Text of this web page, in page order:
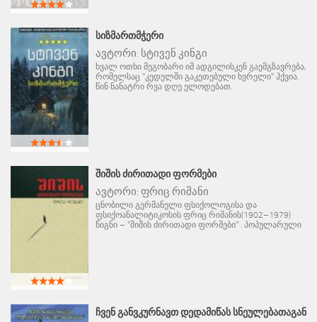
ᲡᲘᲖᲛᲐᲠᲗᲛᲭᲔᲠᲘ
ავტორი: სტივენ კინგი
ხვალ ოთხი მეგობარი იმ ადგილისკენ გაემგზავრება,
რომელსაც "კედელში გაკეთებული ხვრელი" ჰქვია.
წინ ნანატრი რვა დღე ელოდებათ.
ᲨᲘᲨᲘᲡ ᲫᲘᲠᲘᲗᲐᲓᲘ ᲤᲝᲠᲛᲔᲑᲘ
ავტორი: ფრიც რიმანი
ცნობილი გერმანელი ფსიქოლოგისა და
ფსიქოანალიტიკოსის ფრიც რიმანის(1902–1979)
წიგნი – "შიშის ძირითადი ფორმები" . პოპულარული
ᲩᲕᲔᲜ ᲒᲐᲜᲕᲙᲣᲠᲜᲐᲕᲗ ᲓᲔᲓᲐᲛᲘᲬᲐᲡ ᲡᲜᲔᲣᲚᲔᲑᲐᲗᲐᲒᲐᲜ